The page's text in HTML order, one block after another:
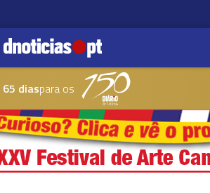
65 diaspara os